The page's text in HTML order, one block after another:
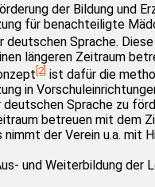
der Bildung und
für benachteiligte
deutschen Sprache.
längeren Zeitraum
[2] ist dafür die
in
Sprache zu
betreuen mit dem
der Verein u.a.
und Weiterbildung der